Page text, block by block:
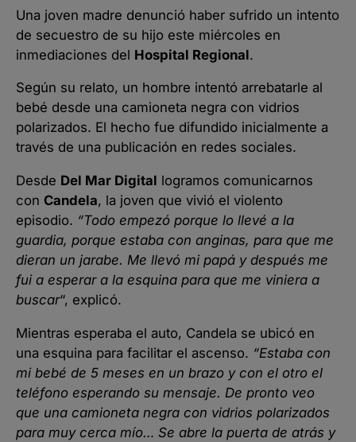
Una joven madre denunció haber sufrido un intento
de secuestro de su hijo este miércoles en
inmediaciones del Hospital Regional.
Según su relato, un hombre intentó arrebatarle al
bebé desde una camioneta negra con vidrios
polarizados. El hecho fue difundido inicialmente a
través de una publicación en redes sociales.
Desde Del Mar Digital logramos comunicarnos
con Candela, la joven que vivió el violento
episodio. “Todo empezó porque lo llevé a la
guardia, porque estaba con anginas, para que me
dieran un jarabe. Me llevó mi papá y después me
fui a esperar a la esquina para que me viniera a
buscar“, explicó.
Mientras esperaba el auto, Candela se ubicó en
una esquina para facilitar el ascenso. “Estaba con
mi bebé de 5 meses en un brazo y con el otro el
teléfono esperando su mensaje. De pronto veo
que una camioneta negra con vidrios polarizados
para muy cerca mío… Se abre la puerta de atrás y